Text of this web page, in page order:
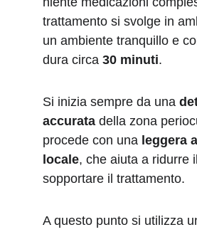
trattamento si svolge in
un ambiente tranquillo e
dura circa 30 minuti.
Si inizia sempre da una
accurata della zona
procede con una leggera
locale, che aiuta a ridurre
sopportare il trattamento.
A questo punto si utilizza